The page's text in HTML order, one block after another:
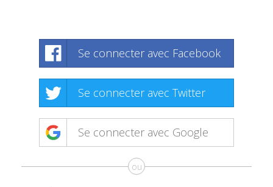
Se connecter avec Facebook
Se connecter avec Twitter
Se connecter avec Google
ou